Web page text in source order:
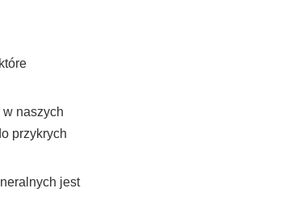
naszych
przykrych
jest